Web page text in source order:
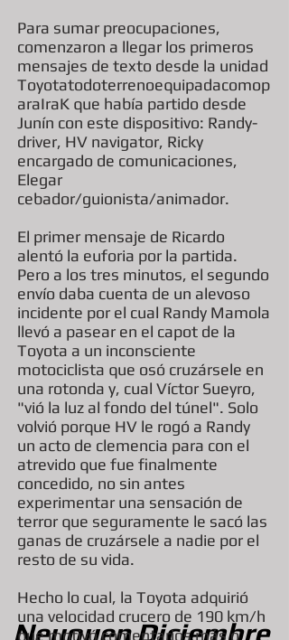
Neuquen Diciembre
Para sumar preocupaciones,
comenzaron a llegar los primeros
mensajes de texto desde la unidad
Toyotatodoterrenoequipadacomop
araIraK que había partido desde
Junín con este dispositivo: Randy-
driver, HV navigator, Ricky
encargado de comunicaciones,
Elegar
cebador/guionista/animador.
El primer mensaje de Ricardo
alentó la euforia por la partida.
Pero a los tres minutos, el segundo
envío daba cuenta de un alevoso
incidente por el cual Randy Mamola
llevó a pasear en el capot de la
Toyota a un inconsciente
motociclista que osó cruzársele en
una rotonda y, cual Víctor Sueyro,
"vió la luz al fondo del túnel". Solo
volvió porque HV le rogó a Randy
un acto de clemencia para con el
atrevido que fue finalmente
concedido, no sin antes
experimentar una sensación de
terror que seguramente le sacó las
ganas de cruzársele a nadie por el
resto de su vida.
Hecho lo cual, la Toyota adquirió
una velocidad crucero de 190 km/h
que motivó comentarios más o